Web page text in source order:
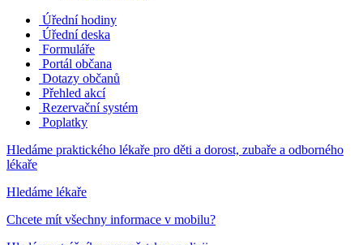
Úřední hodiny
Úřední deska
Formuláře
Portál občana
Dotazy občanů
Přehled akcí
Rezervační systém
Poplatky
Hledáme praktického lékaře pro děti a dorost, zubaře a odborného
lékaře
Hledáme lékaře
Chcete mít všechny informace v mobilu?